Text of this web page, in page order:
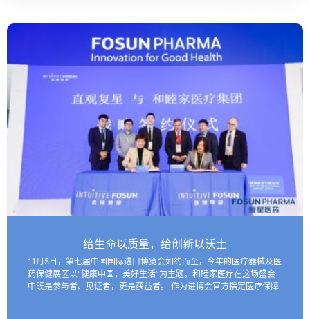
给生命以质量，给创新以沃土
11月5日，第七届中国国际进口博览会如约而至，今年的医疗器械及医
药保健展区以“健康中国，美好生活”为主题。和睦家医疗在这场盛会
中既是参与者、见证者，更是获益者。 作为进博会官方指定医疗保障